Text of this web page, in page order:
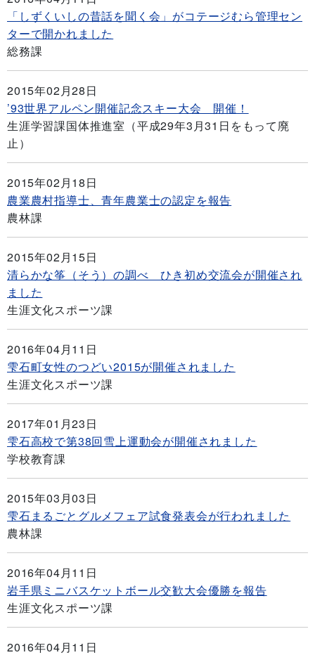
「しずくいしの昔話を聞く会」がコテージむら管理セン
ターで開かれました
総務課
2015年02月28日
’93世界アルペン開催記念スキー大会 開催！
生涯学習課国体推進室（平成29年3月31日をもって廃
止）
2015年02月18日
農業農村指導士、青年農業士の認定を報告
農林課
2015年02月15日
清らかな筝（そう）の調べ ひき初め交流会が開催され
ました
生涯文化スポーツ課
2016年04月11日
雫石町女性のつどい2015が開催されました
生涯文化スポーツ課
2017年01月23日
雫石高校で第38回雪上運動会が開催されました
学校教育課
2015年03月03日
雫石まるごとグルメフェア試食発表会が行われました
農林課
2016年04月11日
岩手県ミニバスケットボール交歓大会優勝を報告
生涯文化スポーツ課
2016年04月11日